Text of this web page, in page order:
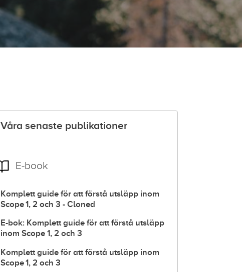
Våra senaste publikationer
E-book
Komplett guide för att förstå utsläpp inom
Scope 1, 2 och 3 - Cloned
E-bok: Komplett guide för att förstå utsläpp
inom Scope 1, 2 och 3
Komplett guide för att förstå utsläpp inom
Scope 1, 2 och 3